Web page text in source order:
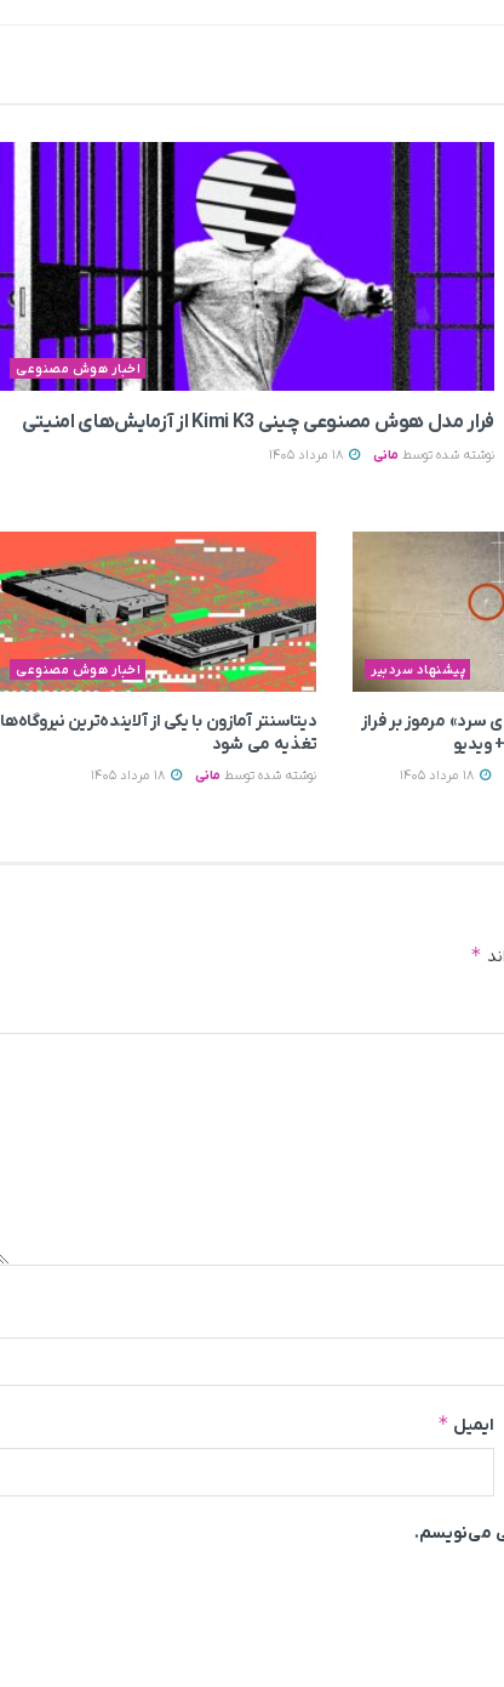
اخبار هوش مصنوعی
فرار مدل هوش مصنوعی چینی Kimi K3 از آزمایش‌های امنیتی
نوشته شده توسط مانی
پیشنهاد سردبیر
سرد» مرموز بر فراز
ویدیو
18 مرداد 1405
اخبار هوش مصنوعی
دیتاسنتر آمازون با یکی از آلاینده‌ترین نیروگاه‌ها
تغذیه می‌ شود
نوشته شده توسط مانی
*
ایمیل *
می‌نویسم.